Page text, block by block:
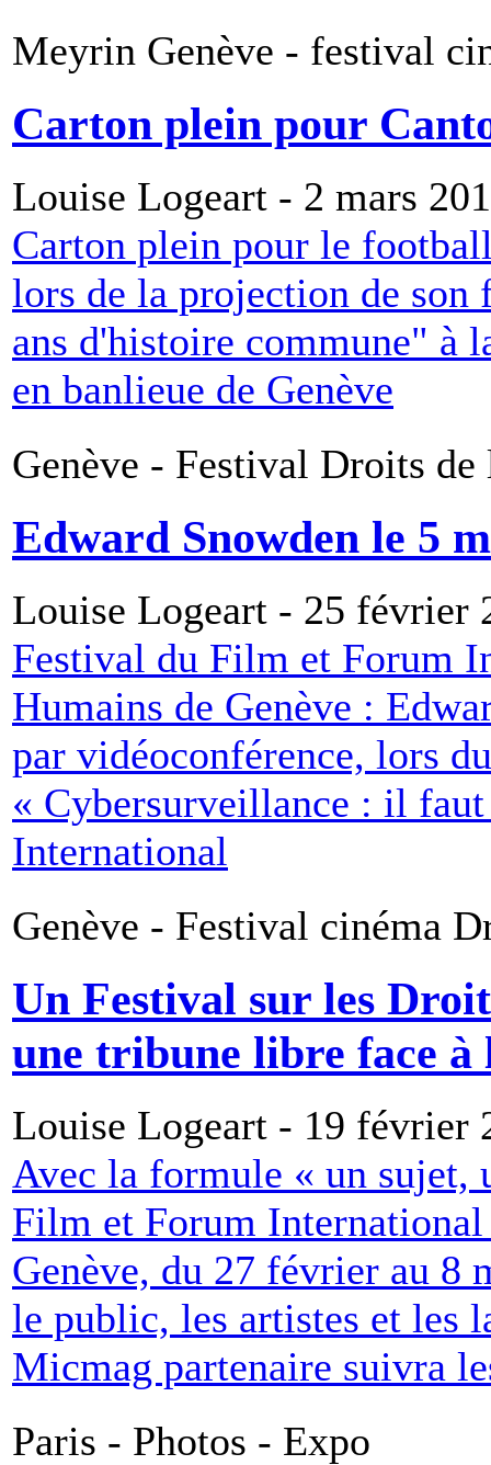
Meyrin Genève - festival
Carton plein pour
Louise Logeart - 2 mars
Carton plein pour le
lors de la projection de
ans d'histoire commune" à
en banlieue de Genève
Genève - Festival Droits
Edward Snowden le 5
Louise Logeart - 25 février
Festival du Film et Forum
Humains de Genève :
par vidéoconférence, lors
« Cybersurveillance : il
International
Genève - Festival cinéma
Un Festival sur les
une tribune libre face à
Louise Logeart - 19 février
Avec la formule « un sujet,
Film et Forum
Genève, du 27 février au 8
le public, les artistes et les
Micmag partenaire suivra
Paris - Photos - Expo